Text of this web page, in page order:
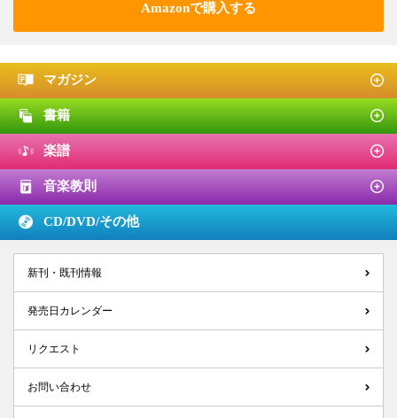
Amazonで購入する
マガジン
書籍
楽譜
音楽教則
CD/DVD/その他
新刊・既刊情報
発売日カレンダー
リクエスト
お問い合わせ